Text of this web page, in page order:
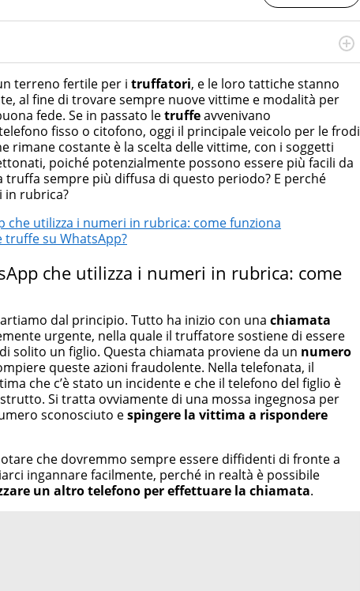
e processi di integrazione e attivo nel campo della ricerca, in
contemporanea di America Latina e Spagna. Collabora con
presidente dell'Associazione Culturale "La Biblioteca del Sannio".
terreno fertile per i truffatori, e le loro tattiche stanno
al fine di trovare sempre nuove vittime e modalità per
fede. Se in passato letruffeavvenivano
fisso o citofono, oggi il principale veicolo per le frodi
rimane costante è la scelta delle vittime, con i soggetti
poiché potenzialmente possono essere più facili da
truffa sempre più diffusa di questo periodo? E perché
in rubrica?
che utilizza i numeri in rubrica: come funziona
truffe su WhatsApp?
che utilizza i numeri in rubrica: come
dal principio. Tutto ha inizio con una chiamata
urgente, nella quale il truffatore sostiene di essere
solito un figlio. Questa chiamata proviene da un numero
queste azioni fraudolente. Nella telefonata, il
che c’è stato un incidente e che il telefono del figlio è
Si tratta ovviamente di una mossa ingegnosa per
sconosciuto espingere la vittima a rispondere
che dovremmo sempre essere diffidenti di fronte a
ingannare facilmente, perché in realtà è possibile
un altro telefono per effettuare la chiamata.